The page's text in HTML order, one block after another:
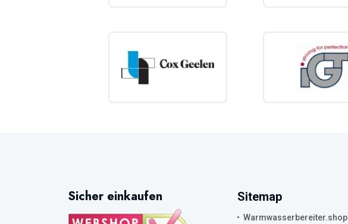
Sicher einkaufen Sitemap
Warmwasserbereiter.shop